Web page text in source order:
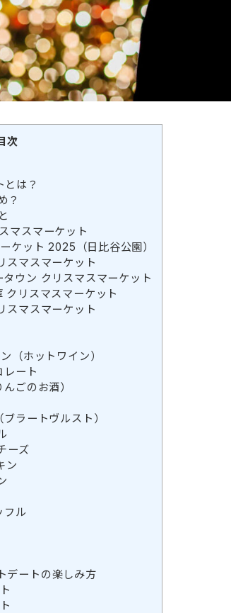
次
は？
？
マスマーケット
ケット 2025（日比谷公園）
マスマーケット
ウン クリスマスマーケット
リスマスマーケット
マスマーケット
（ホットワイン）
ート
ごのお酒）
ラートヴルスト）
ーズ
ン
ル
デートの楽しみ方